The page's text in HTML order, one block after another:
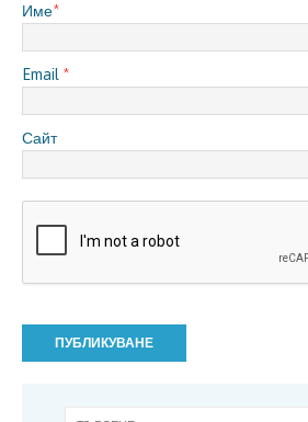
Име*
Email *
Сайт